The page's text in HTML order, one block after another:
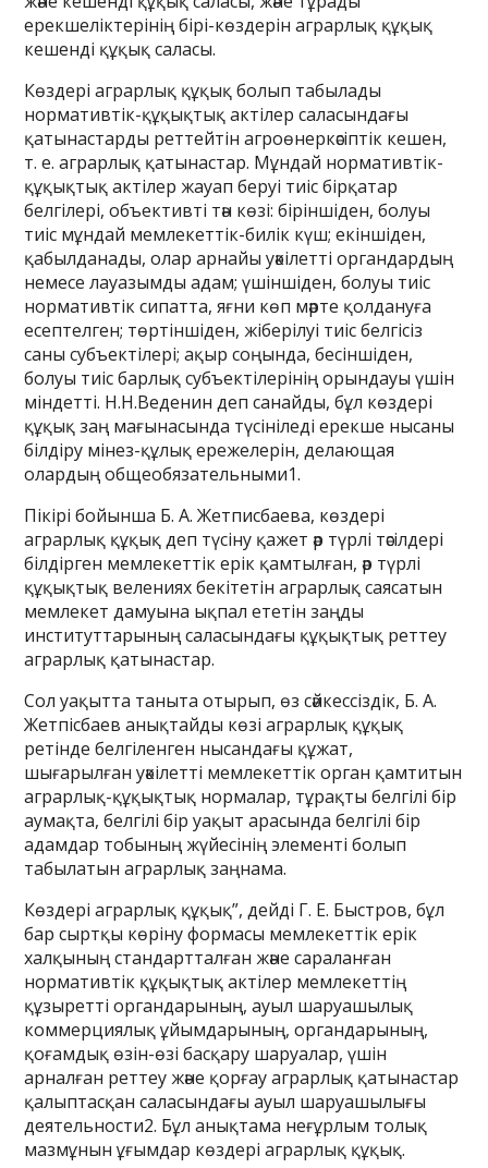
ерекшеліктерінің бірі-көздерін аграрлық құқық
кешенді құқық саласы.
Көздері аграрлық құқық болып табылады
нормативтік-құқықтық актілер саласындағы
қатынастарды реттейтін агроөнеркәсіптік кешен,
т. е. аграрлық қатынастар. Мұндай нормативтік-
құқықтық актілер жауап беруі тиіс бірқатар
белгілері, объективті тән көзі: біріншіден, болуы
тиіс мұндай мемлекеттік-билік күш; екіншіден,
қабылданады, олар арнайы уәкілетті органдардың
немесе лауазымды адам; үшіншіден, болуы тиіс
нормативтік сипатта, яғни көп мәрте қолдануға
есептелген; төртіншіден, жіберілуі тиіс белгісіз
саны субъектілері; ақыр соңында, бесіншіден,
болуы тиіс барлық субъектілерінің орындауы үшін
міндетті. Н.Н.Веденин деп санайды, бұл көздері
құқық заң мағынасында түсініледі ерекше нысаны
білдіру мінез-құлық ережелерін, делающая
олардың общеобязательными1.
Пікірі бойынша Б. А. Жетписбаева, көздері
аграрлық құқық деп түсіну қажет әр түрлі тәсілдері
білдірген мемлекеттік ерік қамтылған, әр түрлі
құқықтық велениях бекітетін аграрлық саясатын
мемлекет дамуына ықпал ететін заңды
институттарының саласындағы құқықтық реттеу
аграрлық қатынастар.
Сол уақытта таныта отырып, өз сәйкессіздік, Б. А.
Жетпісбаев анықтайды көзі аграрлық құқық
ретінде белгіленген нысандағы құжат,
шығарылған уәкілетті мемлекеттік орган қамтитын
аграрлық-құқықтық нормалар, тұрақты белгілі бір
аумақта, белгілі бір уақыт арасында белгілі бір
адамдар тобының жүйесінің элементі болып
табылатын аграрлық заңнама.
Көздері аграрлық құқық”, дейді Г. Е. Быстров, бұл
бар сыртқы көріну формасы мемлекеттік ерік
халқының стандартталған және сараланған
нормативтік құқықтық актілер мемлекеттің
құзыретті органдарының, ауыл шаруашылық
коммерциялық ұйымдарының, органдарының,
қоғамдық өзін-өзі басқару шаруалар, үшін
арналған реттеу және қорғау аграрлық қатынастар
қалыптасқан саласындағы ауыл шаруашылығы
деятельности2. Бұл анықтама неғұрлым толық
мазмұнын ұғымдар көздері аграрлық құқық.